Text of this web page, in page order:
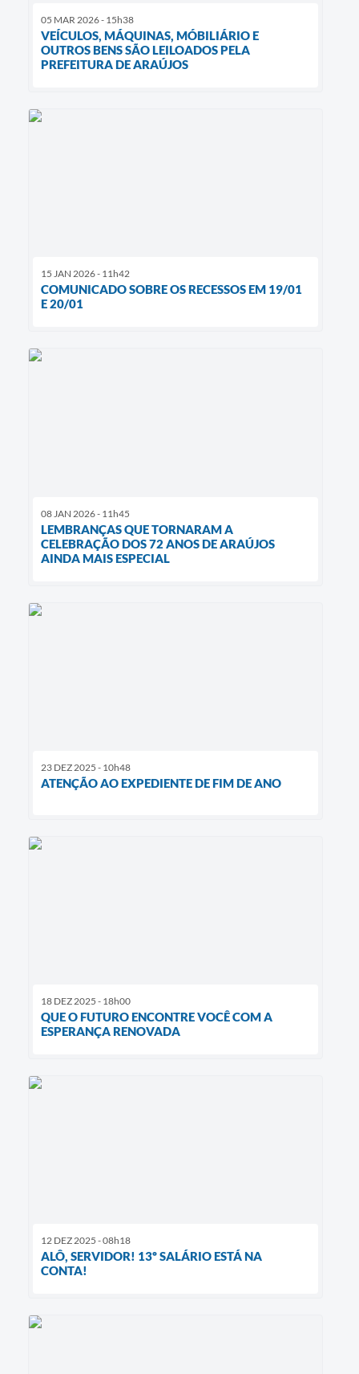
05 MAR 2026 - 15h38
VEÍCULOS, MÁQUINAS, MÓBILIÁRIO E
OUTROS BENS SÃO LEILOADOS PELA
PREFEITURA DE ARAÚJOS
15 JAN 2026 - 11h42
COMUNICADO SOBRE OS RECESSOS EM 19/01
E 20/01
08 JAN 2026 - 11h45
LEMBRANÇAS QUE TORNARAM A
CELEBRAÇÃO DOS 72 ANOS DE ARAÚJOS
AINDA MAIS ESPECIAL
23 DEZ 2025 - 10h48
ATENÇÃO AO EXPEDIENTE DE FIM DE ANO
18 DEZ 2025 - 18h00
QUE O FUTURO ENCONTRE VOCÊ COM A
ESPERANÇA RENOVADA
12 DEZ 2025 - 08h18
ALÔ, SERVIDOR! 13º SALÁRIO ESTÁ NA
CONTA!